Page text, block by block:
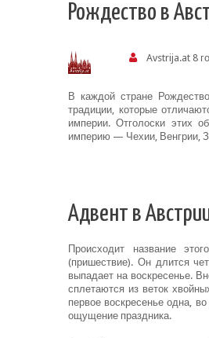
Рождество в
Avstrija.at 8
В каждой стране
традиции, которые
империи. Отголоски этих
империю — Чехии, Венгрии,
Адвент в
Происходит название
(пришествие). Он длится
выпадает на воскресенье.
сплетаются из веток
первое воскресенье одна,
ощущение праздника.